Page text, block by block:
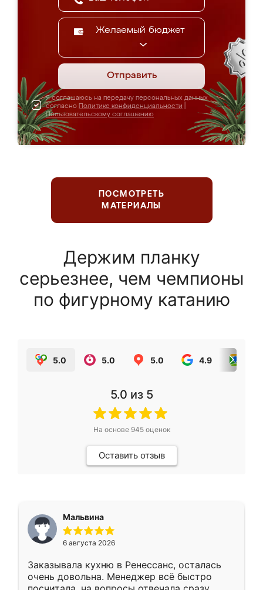
Желаемый бюджет
Отправить
Я соглашаюсь на передачу персональных данных
согласно Политике конфиденциальности
Пользовательскому соглашению
ПОСМОТРЕТЬ
МАТЕРИАЛЫ
Держим планку
серьезнее, чем чемпионы
по фигурному катанию
5.0 5.0 5.0 4.9
5.0 из 5
На основе 945оценок
Оставить отзыв
Мальвина
6 августа 2026
Заказывала кухню в Ренессанс, осталась
очень довольна. Менеджер всё быстро